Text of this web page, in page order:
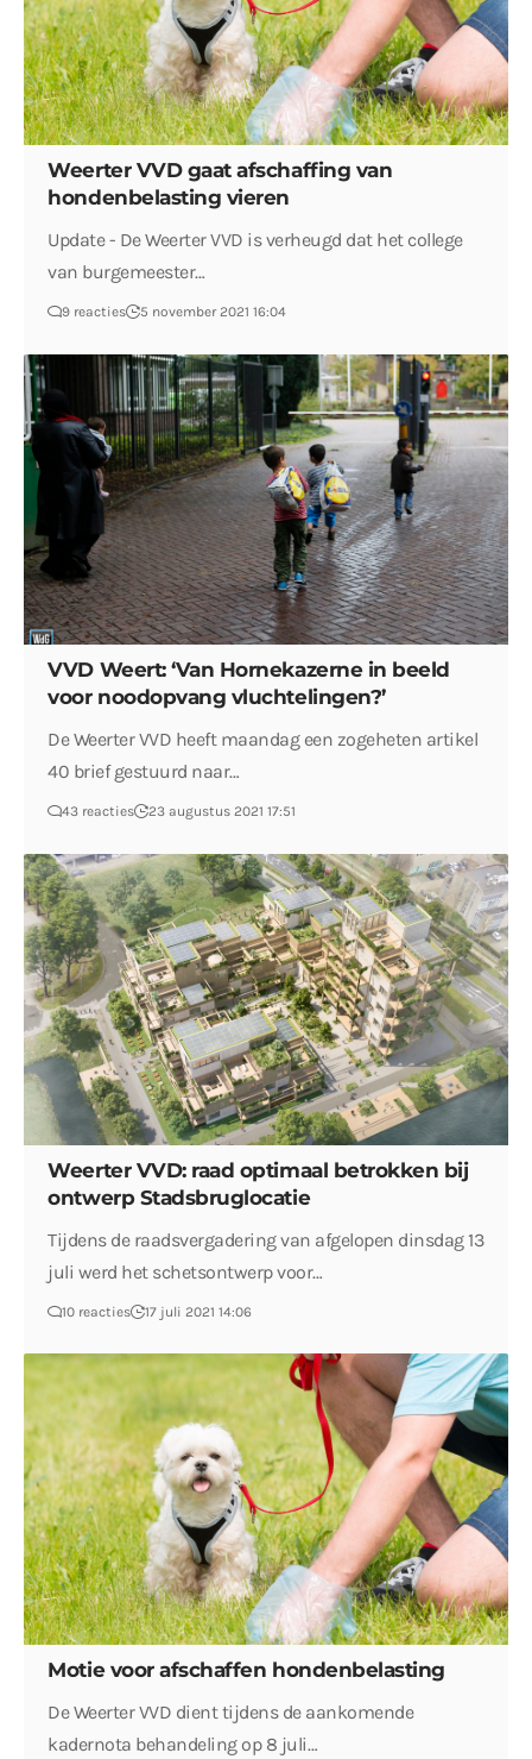
Weerter VVD gaat afschaffing van
hondenbelasting vieren
Update - De Weerter VVD is verheugd dat het college
van burgemeester…
9 reacties 5 november 2021 16:04
VVD Weert: ‘Van Hornekazerne in beeld
voor noodopvang vluchtelingen?’
De Weerter VVD heeft maandag een zogeheten artikel
40 brief gestuurd naar…
43 reacties 23 augustus 2021 17:51
Weerter VVD: raad optimaal betrokken bij
ontwerp Stadsbruglocatie
Tijdens de raadsvergadering van afgelopen dinsdag 13
juli werd het schetsontwerp voor…
10 reacties 17 juli 2021 14:06
Motie voor afschaffen hondenbelasting
De Weerter VVD dient tijdens de aankomende
kadernota behandeling op 8 juli…